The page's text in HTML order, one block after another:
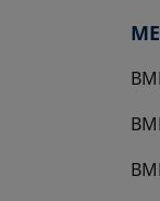
se
se